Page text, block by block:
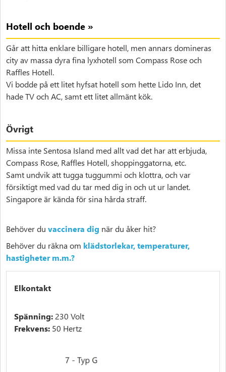
Hotell och boende »
Går att hitta enklare billigare hotell, men annars domineras
city av massa dyra fina lyxhotell som Compass Rose och
Raffles Hotell.
Vi bodde på ett litet hyfsat hotell som hette Lido Inn, det
hade TV och AC, samt ett litet allmänt kök.
Övrigt
Missa inte Sentosa Island med allt vad det har att erbjuda,
Compass Rose, Raffles Hotell, shoppinggatorna, etc.
Samt undvik att tugga tuggummi och klottra, och var
försiktigt med vad du tar med dig in och ut ur landet.
Singapore är kända för sina hårda straff.
Behöver duvaccinera dig när du åker hit?
Behöver du räkna om klädstorlekar, temperaturer,
hastigheter m.m.?
Elkontakt
Spänning: 230 Volt
Frekvens: 50 Hertz